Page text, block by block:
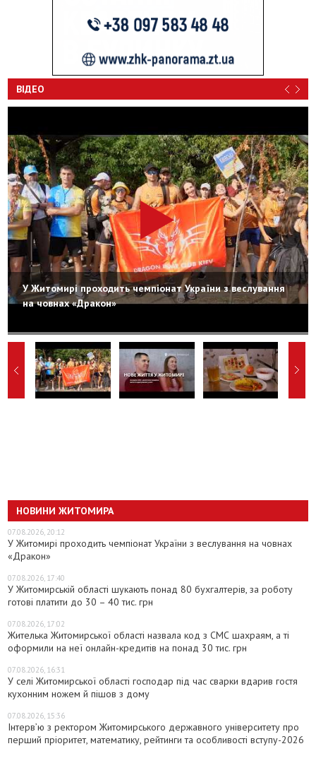
ВІДЕО
У Житомирі проходить чемпіонат України з веслування
на човнах «Дракон»
НОВИНИ ЖИТОМИРА
07.08.2026, 20:12
У Житомирі проходить чемпіонат України з веслування на човнах
«Дракон»
07.08.2026, 17:40
У Житомирській області шукають понад 80 бухгалтерів, за роботу
готові платити до 30 – 40 тис. грн
07.08.2026, 17:02
Жителька Житомирської області назвала код з СМС шахраям, а ті
оформили на неї онлайн-кредитів на понад 30 тис. грн
07.08.2026, 16:31
У селі Житомирської області господар під час сварки вдарив гостя
кухонним ножем й пішов з дому
07.08.2026, 15:36
Інтерв’ю з ректором Житомирського державного університету про
перший пріоритет, математику, рейтинги та особливості вступу-2026